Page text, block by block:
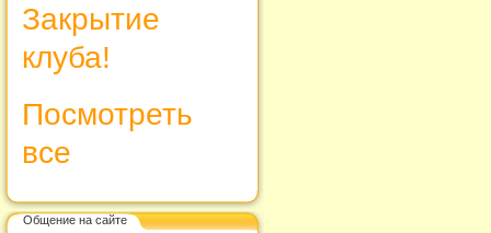
Закрытие
клуба!
Посмотреть
все
Общение на сайте